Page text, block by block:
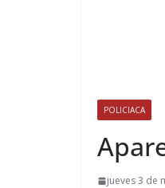
POLICIACA
jueves 3 de